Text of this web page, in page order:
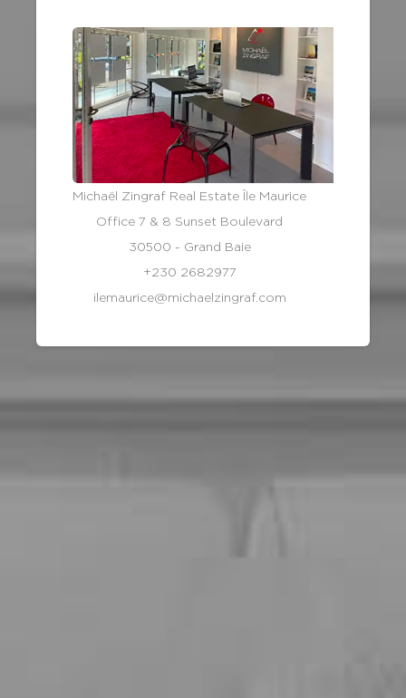
Michaël Zingraf Real Estate Île Maurice
Office 7 & 8 Sunset Boulevard
30500 - Grand Baie
+230 2682977
ilemaurice@michaelzingraf.com